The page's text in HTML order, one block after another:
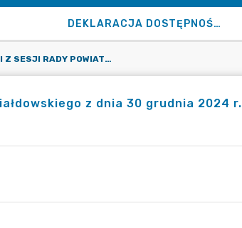
DEKLARACJA DOSTĘPNOŚCI
PROTOKÓŁ NR VIII Z SESJI RADY POWIATU DZIAŁDOWSKIEGO Z DNIA 30 GRUDNIA 2024 R.
z dnia 30 grudnia 2024 r.